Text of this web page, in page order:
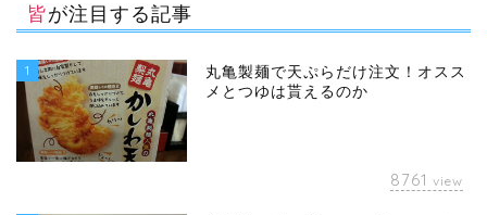
皆が注目する記事
1
丸亀製麺で天ぷらだけ注文！オスス
メとつゆは貰えるのか
8761 view